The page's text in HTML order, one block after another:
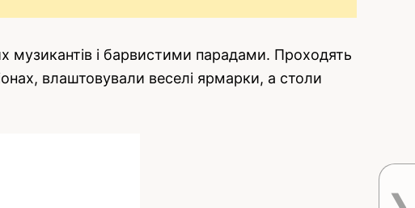
музикантів і барвистими парадами. Проходять
влаштовували веселі ярмарки, а столи